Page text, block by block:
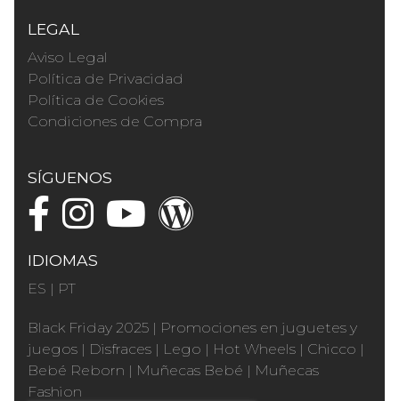
LEGAL
Aviso Legal
Política de Privacidad
Política de Cookies
Condiciones de Compra
SÍGUENOS
IDIOMAS
ES | PT
Black Friday 2025 | Promociones en juguetes y
juegos | Disfraces | Lego | Hot Wheels | Chicco |
Bebé Reborn | Muñecas Bebé | Muñecas
Fashion